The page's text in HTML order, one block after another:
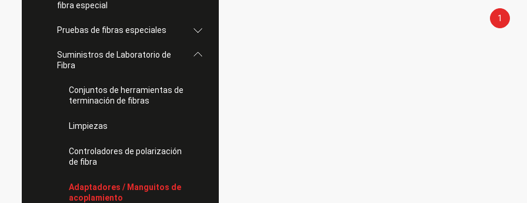
fibra especial
Pruebas de fibras especiales
Suministros de Laboratorio de
Fibra
Conjuntos de herramientas de
terminación de fibras
Limpiezas
Controladores de polarización
de fibra
Adaptadores / Manguitos de
acoplamiento
1